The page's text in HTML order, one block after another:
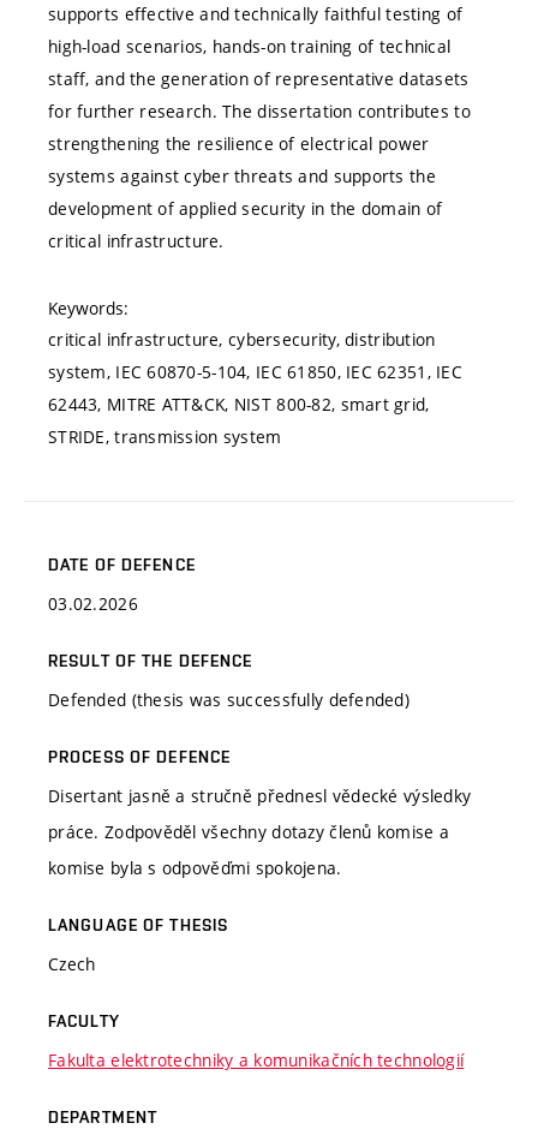
supports effective and technically faithful testing of
high-load scenarios, hands-on training of technical
staff, and the generation of representative datasets
for further research. The dissertation contributes to
strengthening the resilience of electrical power
systems against cyber threats and supports the
development of applied security in the domain of
critical infrastructure.
Keywords:
critical infrastructure, cybersecurity, distribution
system, IEC 60870-5-104, IEC 61850, IEC 62351, IEC
62443, MITRE ATT&CK, NIST 800-82, smart grid,
STRIDE, transmission system
DATE OF DEFENCE
03.02.2026
RESULT OF THE DEFENCE
Defended (thesis was successfully defended)
PROCESS OF DEFENCE
Disertant jasně a stručně přednesl vědecké výsledky
práce. Zodpověděl všechny dotazy členů komise a
komise byla s odpověďmi spokojena.
LANGUAGE OF THESIS
Czech
FACULTY
Fakulta elektrotechniky a komunikačních technologií
DEPARTMENT